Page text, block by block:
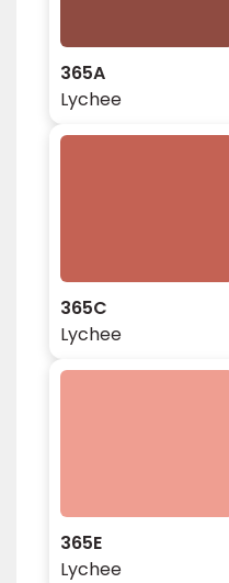
365A
Lychee
365C
Lychee
365E
Lychee